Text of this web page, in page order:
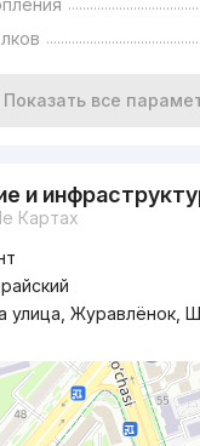
Показать все
и
Картах
улица, Журавлёнок,